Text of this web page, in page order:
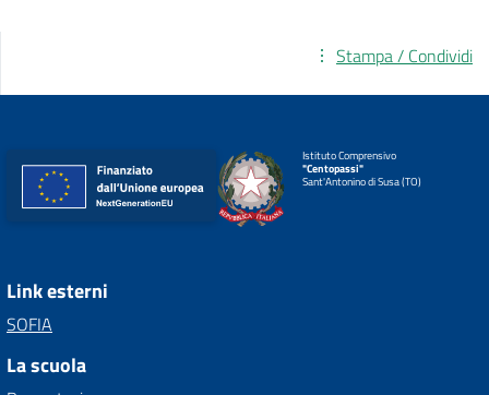
Stampa / Condividi
Istituto Comprensivo
"Centopassi"
Sant'Antonino di Susa (TO)
Link esterni
SOFIA
La scuola